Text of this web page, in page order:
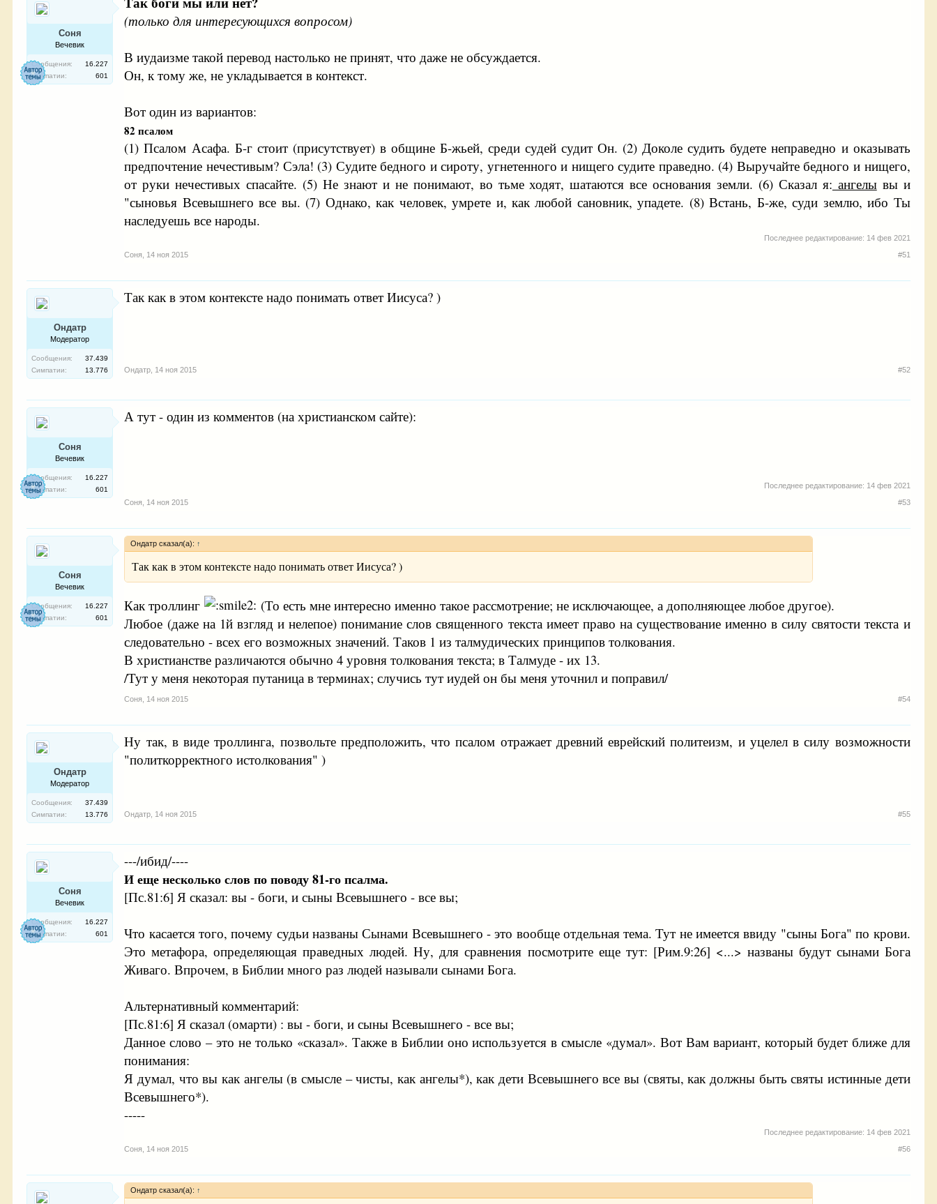
Соня
Вечевик
Сообщения:
16.227
Симпатии:
601
(только для интересующихся вопросом)
В иудаизме такой перевод настолько не принят, что даже не обсуждается.
Он, к тому же, не укладывается в контекст.
Вот один из вариантов:
82 псалом
(1) Псалом Асафа. Б-г стоит (присутствует) в общине Б-жьей, среди судей судит Он. (2) Доколе судить будете неправедно и оказывать
предпочтение нечестивым? Сэла! (3) Судите бедного и сироту, угнетенного и нищего судите праведно. (4) Выручайте бедного и нищего,
от руки нечестивых спасайте. (5) Не знают и не понимают, во тьме ходят, шатаются все основания земли. (6) Сказал я: ангелывы и
"сыновья Всевышнего все вы. (7) Однако, как человек, умрете и, как любой сановник, упадете. (8) Встань, Б-же, суди землю, ибо Ты
наследуешь все народы.
Последнее редактирование: 14 фев 2021
Соня
14 ноя 2015 #51
Ондатр
Модератор
Сообщения:
37.439
Симпатии:
13.776
Так как в этом контексте надо понимать ответ Иисуса? )
Ондатр 14 ноя 2015 #52
Соня
Вечевик
Сообщения:
16.227
Симпатии:
601
А тут - один из комментов (на христианском сайте):
Последнее редактирование: 14 фев 2021
Соня
14 ноя 2015 #53
Соня
Вечевик
Сообщения:
16.227
Симпатии:
601
Ондатр сказал(а): ↑
Так как в этом контексте надо понимать ответ Иисуса? )
Как троллинг
(То есть мне интересно именно такое рассмотрение; не исключающее, а дополняющее любое другое).
Любое (даже на 1й взгляд и нелепое) понимание слов священного текста имеет право на существование именно в силу святости текста и
следовательно - всех его возможных значений. Таков 1 из талмудических принципов толкования.
В христианстве различаются обычно 4 уровня толкования текста; в Талмуде - их 13.
/Тут у меня некоторая путаница в терминах; случись тут иудей он бы меня уточнил и поправил/
Соня 14 ноя 2015 #54
Ондатр
Модератор
Сообщения:
37.439
Симпатии:
13.776
Ну так, в виде троллинга, позвольте предположить, что псалом отражает древний еврейский политеизм, и уцелел в силу возможности
"политкорректного истолкования" )
Ондатр 14 ноя 2015 #55
Соня
Вечевик
Сообщения:
16.227
Симпатии:
601
---/ибид/----
И еще несколько слов по поводу 81-го псалма.
[Пс.81:6] Я сказал: вы - боги, и сыны Всевышнего - все вы;
Что касается того, почему судьи названы Сынами Всевышнего - это вообще отдельная тема. Тут не имеется ввиду "сыны Бога" по крови.
Это метафора, определяющая праведных людей. Ну, для сравнения посмотрите еще тут: [Рим.9:26] <...> названы будут сынами Бога
Живаго. Впрочем, в Библии много раз людей называли сынами Бога.
Альтернативный комментарий:
[Пс.81:6] Я сказал (омарти) : вы - боги, и сыны Всевышнего - все вы;
Данное слово – это не только «сказал». Также в Библии оно используется в смысле «думал». Вот Вам вариант, который будет ближе для
понимания:
Я думал, что вы как ангелы (в смысле – чисты, как ангелы*), как дети Всевышнего все вы (святы, как должны быть святы истинные дети
Всевышнего*).
-----
Последнее редактирование: 14 фев 2021
Соня
14 ноя 2015 #56
Ондатр сказал(а): ↑